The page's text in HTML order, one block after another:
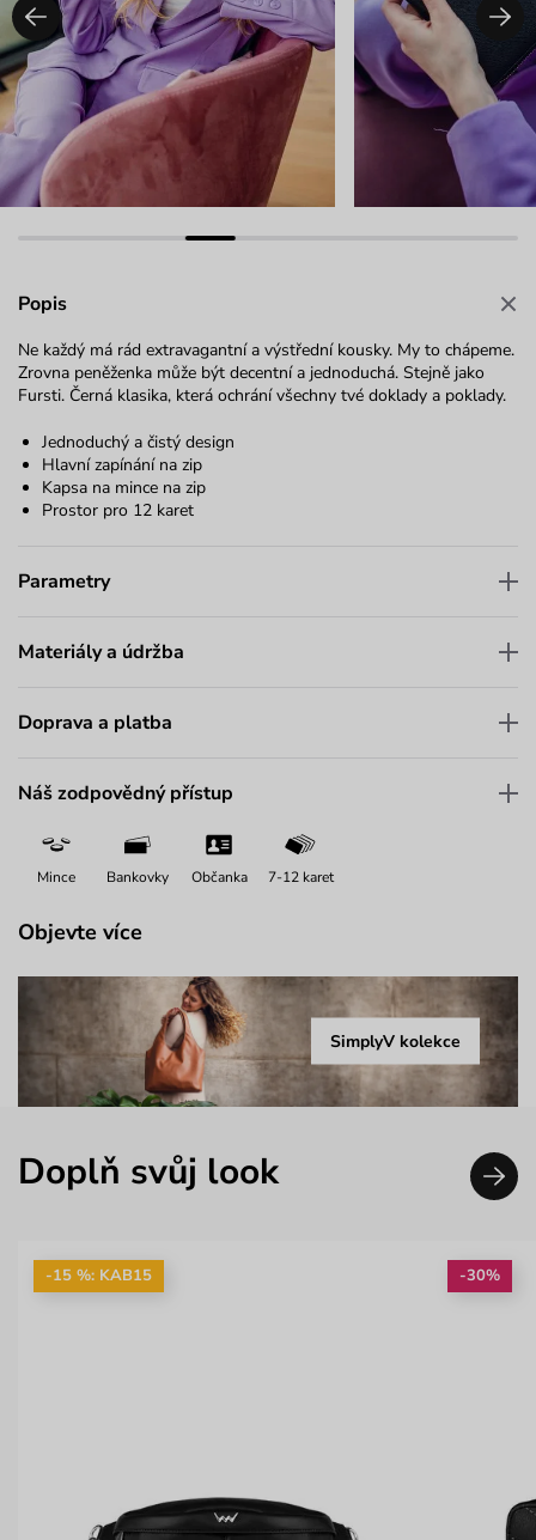
Popis
Ne každý má rád extravagantní a výstřední kousky. My to chápeme.
Zrovna peněženka může být decentní a jednoduchá. Stejně jako
Fursti. Černá klasika, která ochrání všechny tvé doklady a poklady.
Jednoduchý a čistý design
Hlavní zapínání na zip
Kapsa na mince na zip
Prostor pro 12 karet
Parametry
Materiály a údržba
Doprava a platba
Náš zodpovědný přístup
Mince Bankovky Občanka 7-12 karet
Objevte více
SimplyV kolekce
Doplň svůj look
-15 %: KAB15 -30%